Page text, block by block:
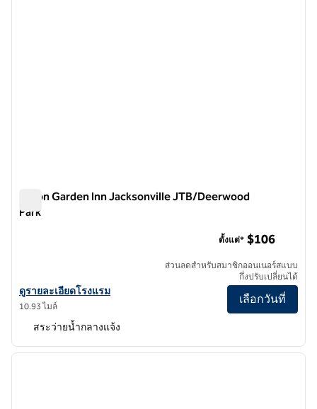
Hilton Garden Inn Jacksonville JTB/Deerwood
Park
ดูรายละเอียดโรงแรม Hilton Garden Inn Jacksonville JTB/Deerwood
ดูรายละเอียดโรงแรม
10.93 ไมล์
ตั้งแต่* $106
ส่วนลดสําหรับสมาชิกออนเนอร์สแบบ
กึ่งปรับเปลี่ยนได้
เลือกวันที่
สระว่ายน้ำกลางแจ้ง
1 จาก 12
ภาพถั